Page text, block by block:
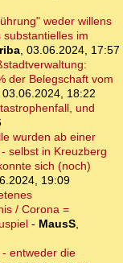
weder willens
im
, 03.06.2024, 17:57
der Belegschaft vom
03.06.2024, 18:22
und
wurden ab einer
selbst in Kreuzberg
sich (noch)
19:09
/ Corona =
- MausS,
entweder die